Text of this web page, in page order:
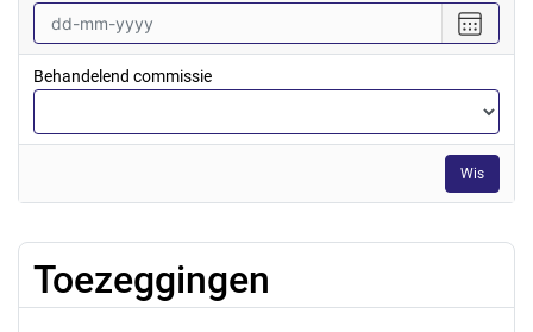
vanaf
een
tot
en
met
Behandelend commissie
Wis
Toezeggingen